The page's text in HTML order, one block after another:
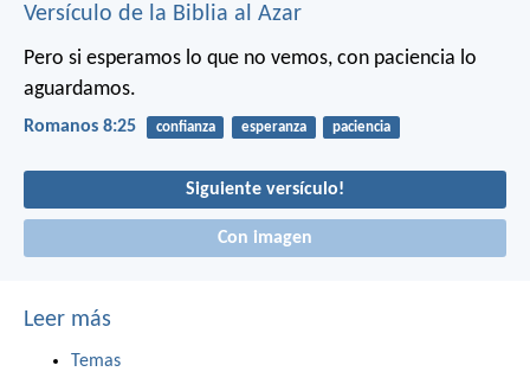
Versículo de la Biblia al Azar
Pero si esperamos lo que no vemos, con paciencia lo
aguardamos.
Romanos 8:25 confianza esperanza paciencia
Siguiente versículo!
Con imagen
Leer más
Temas